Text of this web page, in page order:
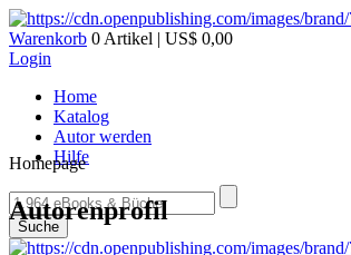
Warenkorb 0 Artikel | US$ 0,00
Login
Home
Katalog
Autor werden
Hilfe
Suche
Homepage
Autorenprofil